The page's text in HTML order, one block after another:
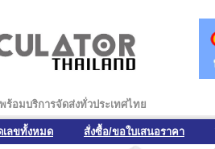
ร้อมบริการจัดส่งทั่วประเทศไทย
เลขทั้งหมด สั่งซื้อ/ขอใบเสนอราคา